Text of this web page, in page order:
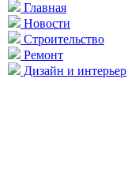
Главная
Новости
Строительство
Ремонт
Дизайн и интерьер